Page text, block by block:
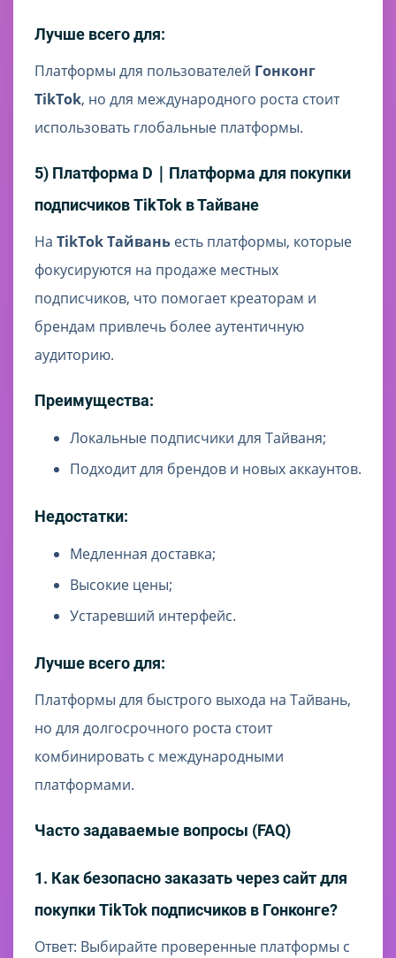
Лучше всего для:
Платформы для пользователей Гонконг
TikTok, но для международного роста стоит
использовать глобальные платформы.
5) Платформа D｜Платформа для покупки
подписчиков TikTok в Тайване
На TikTok Тайвань есть платформы, которые
фокусируются на продаже местных
подписчиков, что помогает креаторам и
брендам привлечь более аутентичную
аудиторию.
Преимущества:
Локальные подписчики для Тайваня;
Подходит для брендов и новых аккаунтов.
Недостатки:
Медленная доставка;
Высокие цены;
Устаревший интерфейс.
Лучше всего для:
Платформы для быстрого выхода на Тайвань,
но для долгосрочного роста стоит
комбинировать с международными
платформами.
Часто задаваемые вопросы (FAQ)
1. Как безопасно заказать через сайт для
покупки TikTok подписчиков в Гонконге?
Ответ: Выбирайте проверенные платформы с